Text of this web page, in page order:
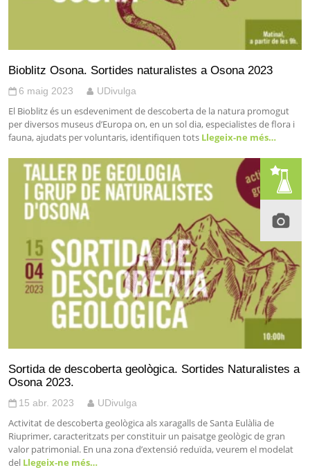
Bioblitz Osona. Sortides naturalistes a Osona 2023
6 maig 2023 UDivulga
El Bioblitz és un esdeveniment de descoberta de la natura promogut
per diversos museus d’Europa on, en un sol dia, especialistes de flora i
fauna, ajudats per voluntaris, identifiquen tots Llegeix-ne més…
Sortida de descoberta geològica. Sortides Naturalistes a
Osona 2023.
15 abr. 2023 UDivulga
Activitat de descoberta geològica als xaragalls de Santa Eulàlia de
Riuprimer, caracteritzats per constituir un paisatge geològic de gran
valor patrimonial. En una zona d’extensió reduïda, veurem el modelat
del Llegeix-ne més…